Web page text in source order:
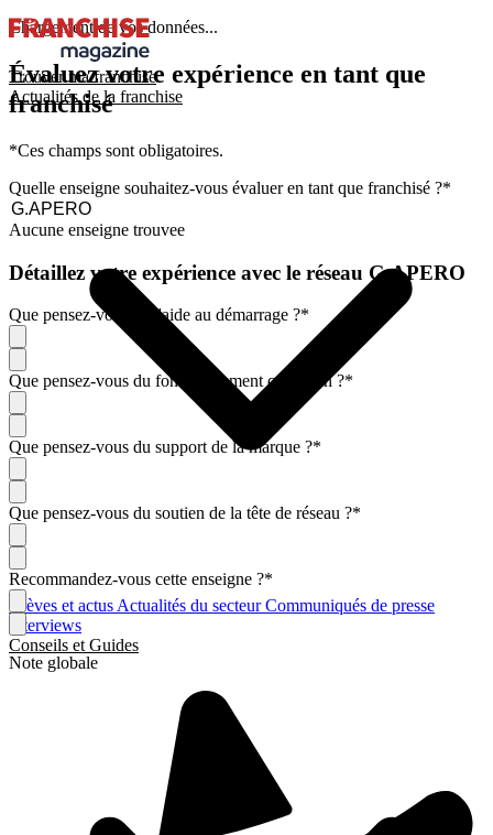
Trouver ma franchise
Actualités de la franchise
Brèves et actus Actualités du secteurCommuniqués de presse
Interviews
Conseils et Guides
Chargement de vos données...
Évaluez votre expérience en tant que
franchisé
*Ces champs sont obligatoires.
Quelle enseigne souhaitez-vous évaluer en tant que franchisé ?*
Aucune enseigne trouvee
Détaillez votre expérience avec le réseau G.APERO
Que pensez-vous de l'aide au démarrage ?*
Que pensez-vous du fonctionnement quotidien ?*
Que pensez-vous du support de la marque ?*
Que pensez-vous du soutien de la tête de réseau ?*
Recommandez-vous cette enseigne ?*
Note globale